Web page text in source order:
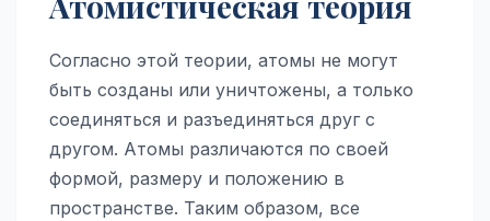
Согласно этой теории, атомы не могут
быть созданы или уничтожены, а только
соединяться и разъединяться друг с
другом. Атомы различаются по своей
формой, размеру и положению в
пространстве. Таким образом, все